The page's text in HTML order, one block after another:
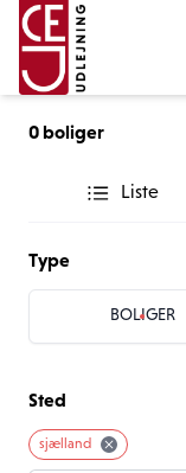
0 boliger
Liste
Type
BOLIGER
Sted
sjælland